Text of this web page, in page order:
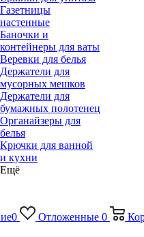
Газетницы
настенные
Баночки и
контейнеры для ваты
Веревки для белья
Держатели для
мусорных мешков
Держатели для
бумажных полотенец
Органайзеры для
белья
Крючки для ванной
и кухни
Ещё
0 Отложенные 0